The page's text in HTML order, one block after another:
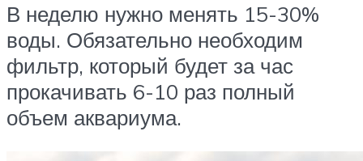
В неделю нужно менять 15-30%
воды. Обязательно необходим
фильтр, который будет за час
прокачивать 6-10 раз полный
объем аквариума.